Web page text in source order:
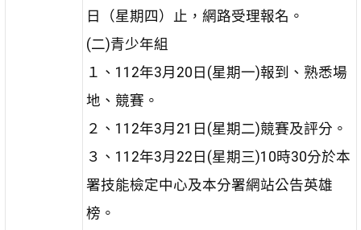
日（星期四）止，網路受理報名。
(二)青少年組
１、112年3月20日(星期一)報到、熟悉場
地、競賽。
２、112年3月21日(星期二)競賽及評分。
３、112年3月22日(星期三)10時30分於本
署技能檢定中心及本分署網站公告英雄
榜。